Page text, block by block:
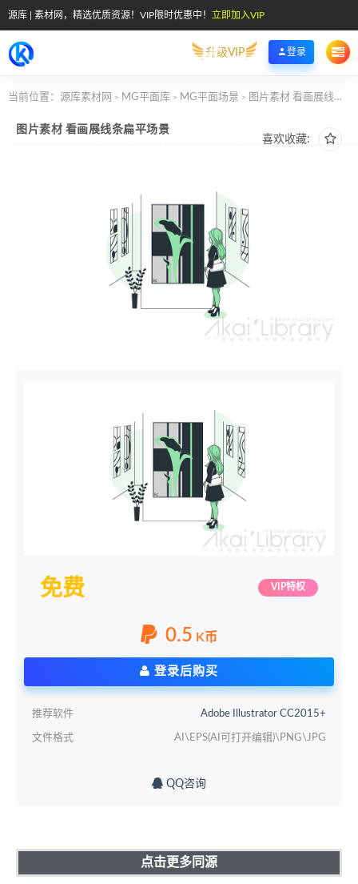
源库 | 素材网，精选优质资源！VIP限时优惠中！ 立即加入VIP
升级VIP 登录
当前位置： 源库素材网 > MG平面库 > MG平面场景 > 图片素材 看画展线条扁平场景
喜欢收藏:
图片素材 看画展线条扁平场景
免费 VIP特权
0.5 K币
登录后购买
推荐软件 Adobe Illustrator CC2015+
文件格式 AI\EPS(AI可打开编辑)\PNG\JPG
QQ咨询
点击更多同源